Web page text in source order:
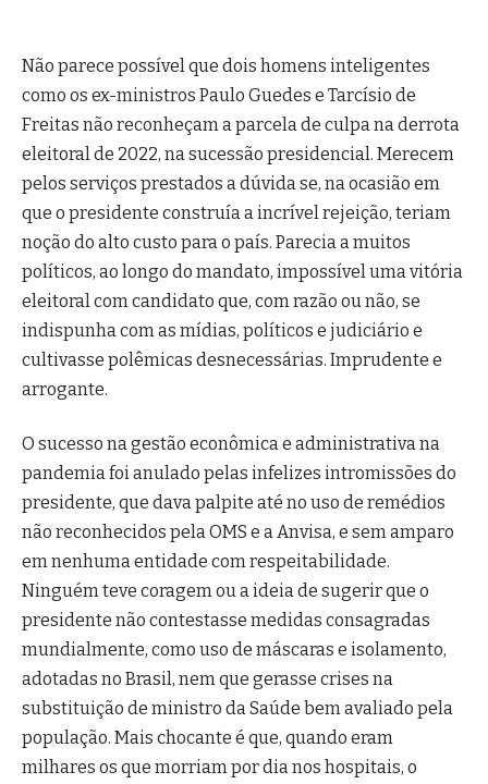
Não parece possível que dois homens inteligentes
como os ex-ministros Paulo Guedes e Tarcísio de
Freitas não reconheçam a parcela de culpa na derrota
eleitoral de 2022, na sucessão presidencial. Merecem
pelos serviços prestados a dúvida se, na ocasião em
que o presidente construía a incrível rejeição, teriam
noção do alto custo para o país. Parecia a muitos
políticos, ao longo do mandato, impossível uma vitória
eleitoral com candidato que, com razão ou não, se
indispunha com as mídias, políticos e judiciário e
cultivasse polêmicas desnecessárias. Imprudente e
arrogante.
O sucesso na gestão econômica e administrativa na
pandemia foi anulado pelas infelizes intromissões do
presidente, que dava palpite até no uso de remédios
não reconhecidos pela OMS e a Anvisa, e sem amparo
em nenhuma entidade com respeitabilidade.
Ninguém teve coragem ou a ideia de sugerir que o
presidente não contestasse medidas consagradas
mundialmente, como uso de máscaras e isolamento,
adotadas no Brasil, nem que gerasse crises na
substituição de ministro da Saúde bem avaliado pela
população. Mais chocante é que, quando eram
milhares os que morriam por dia nos hospitais, o